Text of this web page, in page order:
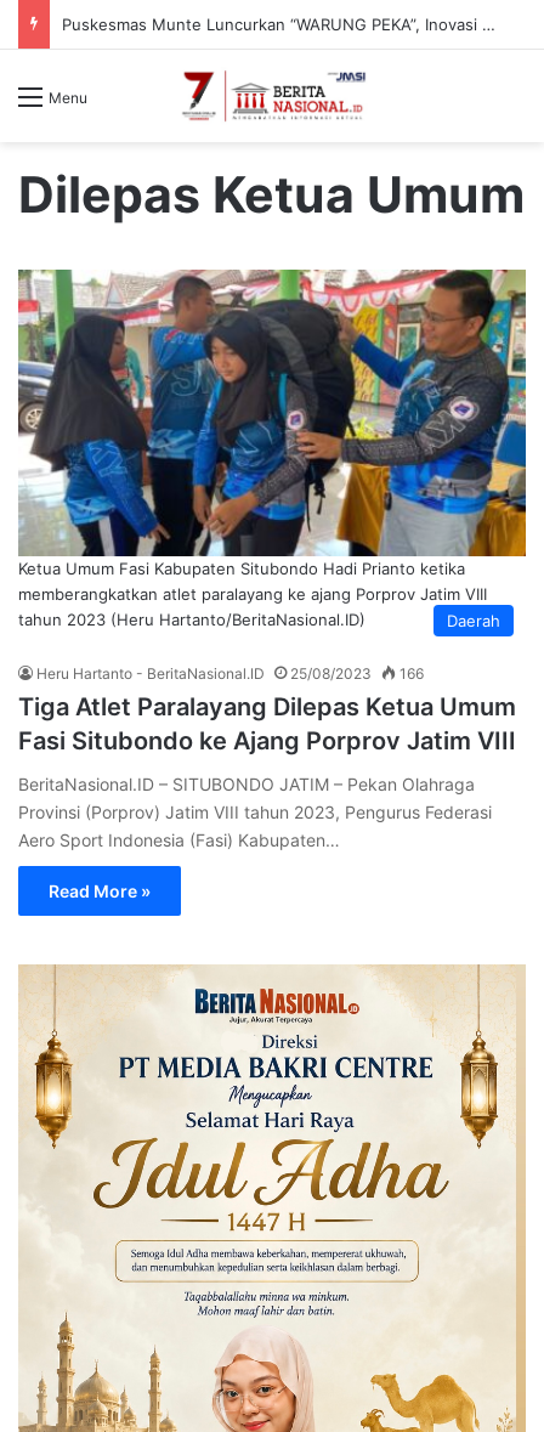
Puskesmas Munte Luncurkan “WARUNG PEKA”, Inovasi Peduli Kesehatan Jiwa hingga Pelosok Desa
Menu
Dilepas Ketua Umum
Daerah
Ketua Umum Fasi Kabupaten Situbondo Hadi Prianto ketika
memberangkatkan atlet paralayang ke ajang Porprov Jatim VIII
tahun 2023 (Heru Hartanto/BeritaNasional.ID)
Heru Hartanto - BeritaNasional.ID 25/08/2023 166
Tiga Atlet Paralayang Dilepas Ketua Umum
Fasi Situbondo ke Ajang Porprov Jatim VIII
BeritaNasional.ID – SITUBONDO JATIM – Pekan Olahraga
Provinsi (Porprov) Jatim VIII tahun 2023, Pengurus Federasi
Aero Sport Indonesia (Fasi) Kabupaten…
Read More »